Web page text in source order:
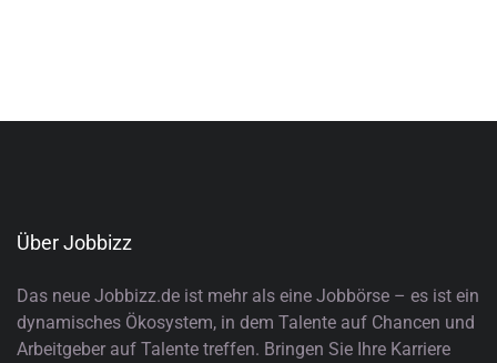
Über Jobbizz
Das neue Jobbizz.de ist mehr als eine Jobbörse – es ist ein
dynamisches Ökosystem, in dem Talente auf Chancen und
Arbeitgeber auf Talente treffen. Bringen Sie Ihre Karriere